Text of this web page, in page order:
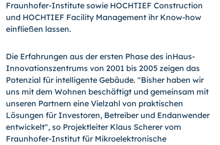
Fraunhofer-Institute sowie HOCHTIEF Construction
und HOCHTIEF Facility Management ihr Know-how
einfließen lassen.
Die Erfahrungen aus der ersten Phase des inHaus-
Innovationszentrums von 2001 bis 2005 zeigen das
Potenzial für intelligente Gebäude. "Bisher haben wir
uns mit dem Wohnen beschäftigt und gemeinsam mit
unseren Partnern eine Vielzahl von praktischen
Lösungen für Investoren, Betreiber und Endanwender
entwickelt", so Projektleiter Klaus Scherer vom
Fraunhofer-Institut für Mikroelektronische